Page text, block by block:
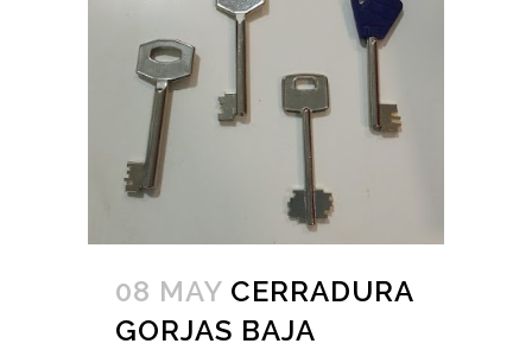
08 MAY CERRADURA
GORJAS BAJA